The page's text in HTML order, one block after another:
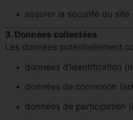
assurer la sécurité du
3. Données collectées
Les données potentiellement
données d’identification
données de connexion
données de participation